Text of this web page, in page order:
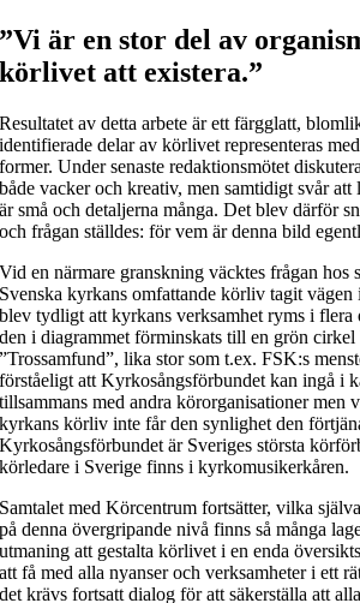
”Vi är en stor del av
körlivet att existera.”
Resultatet av detta arbete är ett färgglatt,
identifierade delar av körlivet representeras
former. Under senaste redaktionsmötet
både vacker och kreativ, men samtidigt svår att
är små och detaljerna många. Det blev därför
och frågan ställdes: för vem är denna bild
Vid en närmare granskning väcktes frågan hos
Svenska kyrkans omfattande körliv tagit vägen
blev tydligt att kyrkans verksamhet ryms i flera
den i diagrammet förminskats till en grön cirkel
”Trossamfund”, lika stor som t.ex. FSK:s
förståeligt att Kyrkosångsförbundet kan ingå i
tillsammans med andra körorganisationer men
kyrkans körliv inte får den synlighet den
Kyrkosångsförbundet är Sveriges största
körledare i Sverige finns i kyrkomusikerkåren.
Samtalet med Körcentrum fortsätter, vilka
på denna övergripande nivå finns så många
utmaning att gestalta körlivet i en enda
att få med alla nyanser och verksamheter i ett
det krävs fortsatt dialog för att säkerställa att